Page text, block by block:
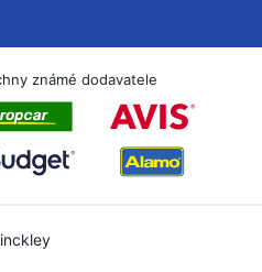
známé dodavatele